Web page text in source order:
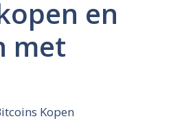
en
met
Kopen